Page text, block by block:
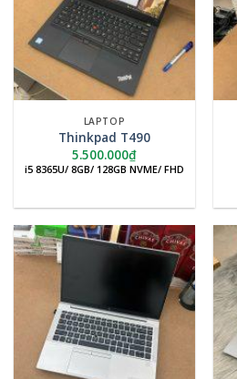
LAPTOP
Thinkpad T490
5.500.000₫
i5 8365U/ 8GB/ 128GB NVME/ FHD